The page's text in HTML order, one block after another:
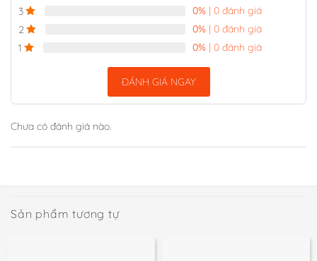
3
0% | 0 đánh giá
2
0% | 0 đánh giá
1
0% | 0 đánh giá
ĐÁNH GIÁ NGAY
Chưa có đánh giá nào.
Sản phẩm tương tự